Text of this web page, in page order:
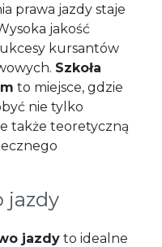
prawa jazdy staje
jakość
kursantów
Szkoła
to miejsce, gdzie
nie tylko
także teoretyczną
jazdy
jazdy to idealne